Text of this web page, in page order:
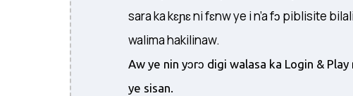
sara ka kɛɲɛ ni fɛnw ye i n’a fɔ piblisite
walima hakilinaw.
Aw ye nin yɔrɔ digi walasa ka Login &
ye sisan.